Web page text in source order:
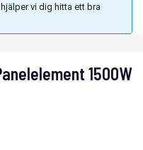
vi dig hitta ett bra
1500W